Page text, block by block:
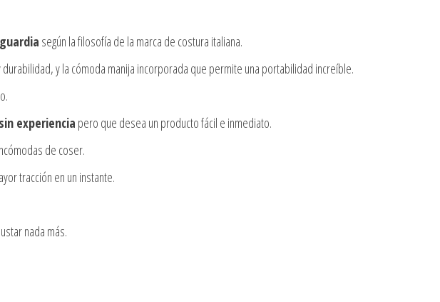
según la filosofía de la marca de costura italiana.
durabilidad, y la cómoda manija incorporada que permite una portabilidad increíble.
experiencia pero que desea un producto fácil e inmediato.
de coser.
tracción en un instante.
nada más.